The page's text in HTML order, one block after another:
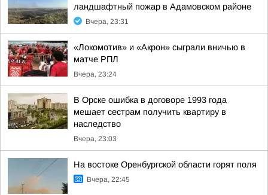
ландшафтный пожар в Адамовском районе
Вчера, 23:31
«Локомотив» и «Акрон» сыграли вничью в
матче РПЛ
Вчера, 23:24
В Орске ошибка в договоре 1993 года
мешает сестрам получить квартиру в
наследство
Вчера, 23:03
На востоке Оренбургской области горят поля
Вчера, 22:45